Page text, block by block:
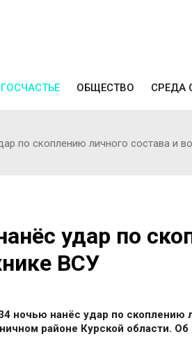
ОБЩЕСТВО СРЕДА
по скоплению личного состава и
удар по
ВСУ
ночью нанёс удар по скоплению
районе Курской области.